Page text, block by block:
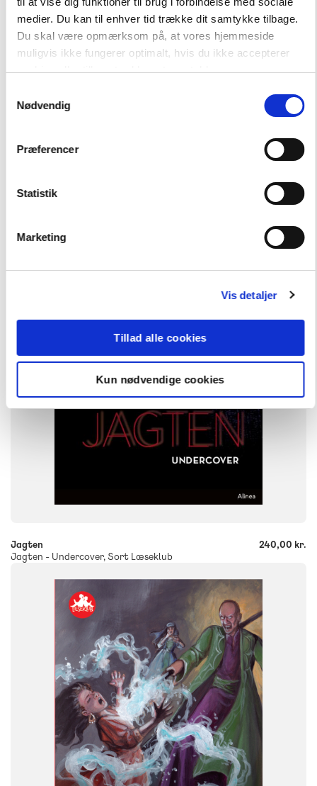
medier. Du kan til enhver tid trække dit samtykke tilbage.
Du skal være opmærksom på, at vores hjemmeside
muligvis ikke fungerer optimalt, hvis du ikke accepterer
cookies eller tilbagetrækker et samtykke.
Nødvendig
Præferencer
Statistik
Marketing
Vis detaljer
Tillad alle cookies
Kun nødvendige cookies
Hent flere
Jagten
Jagten - Undercover, Sort Læseklub
240,00 kr.
5. klasse 6. klasse
FORMAT
Flergangsbog
9788723540584